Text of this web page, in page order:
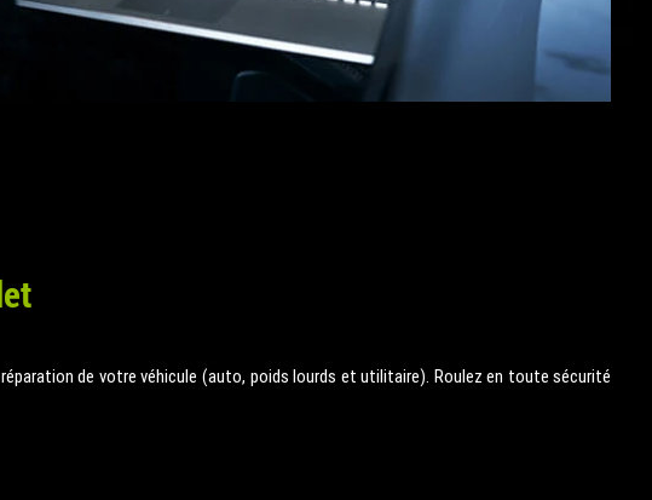
de votre véhicule (auto, poids lourds et utilitaire). Roulez en toute sécurité